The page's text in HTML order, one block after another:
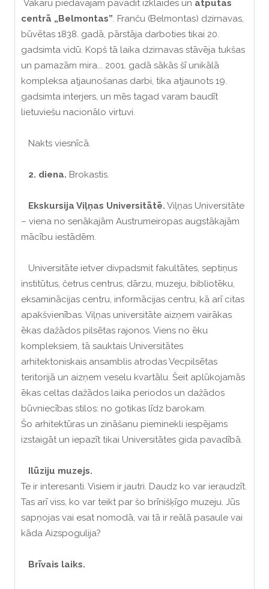
Vakaru piedāvājam pavadīt izklaides un atpūtas
centrā „Belmontas”. Franču (Belmontas) dzirnavas,
būvētas 1838. gadā, pārstāja darboties tikai 20.
gadsimta vidū. Kopš tā laika dzirnavas stāvēja tukšas
un pamazām mira... 2001. gadā sākās šī unikālā
kompleksa atjaunošanas darbi, tika atjaunots 19.
gadsimta interjers, un mēs tagad varam baudīt
lietuviešu nacionālo virtuvi.
Nakts viesnīcā.
2. diena. Brokastis.
Ekskursija Viļņas Universitātē. Viļņas Universitāte
– viena no senākajām Austrumeiropas augstākajām
mācību iestādēm.
Universitāte ietver divpadsmit fakultātes, septiņus
institūtus, četrus centrus, dārzu, muzeju, bibliotēku,
eksaminācijas centru, informācijas centru, kā arī citas
apakšvienības. Viļņas universitāte aizņem vairākas
ēkas dažādos pilsētas rajonos. Viens no ēku
kompleksiem, tā sauktais Universitātes
arhitektoniskais ansamblis atrodas Vecpilsētas
teritorijā un aizņem veselu kvartālu. Šeit aplūkojamās
ēkas celtas dažādos laika periodos un dažādos
būvniecības stilos: no gotikas līdz barokam.
Šo arhitektūras un zināšanu pieminekli iespējams
izstaigāt un iepazīt tikai Universitātes gida pavadībā.
Ilūziju muzejs.
Te ir interesanti. Visiem ir jautri. Daudz ko var ieraudzīt.
Tas arī viss, ko var teikt par šo brīnišķīgo muzeju. Jūs
sapņojas vai esat nomodā, vai tā ir reālā pasaule vai
kāda Aizspogulija?
Brīvais laiks.